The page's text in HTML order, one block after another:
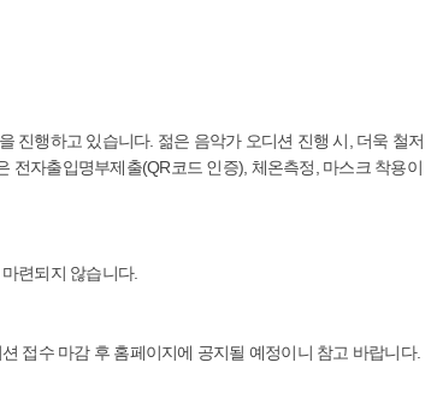
진행하고 있습니다. 젊은 음악가 오디션 진행 시, 더욱 철저
전자출입명부제출(QR코드 인증), 체온측정, 마스크 착용이
련되지 않습니다.
접수 마감 후 홈페이지에 공지될 예정이니 참고 바랍니다.